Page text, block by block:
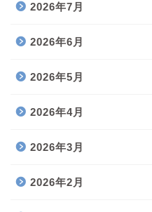
2026年7月
2026年6月
2026年5月
2026年4月
2026年3月
2026年2月